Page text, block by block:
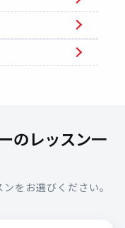
のレッスン一
をお選びください。